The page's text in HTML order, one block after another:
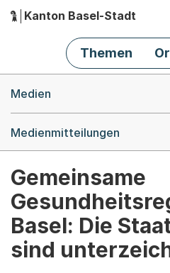
Hauptnavigation
Kanton Basel-Stadt
Themen
Medien
Medienmitteilungen
Gemeinsame
Basel: Die
sind